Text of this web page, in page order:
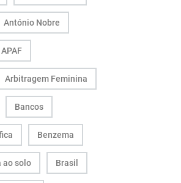
António Nobre
APAF
Arbitragem Feminina
Bancos
Benzema
ao solo Brasil